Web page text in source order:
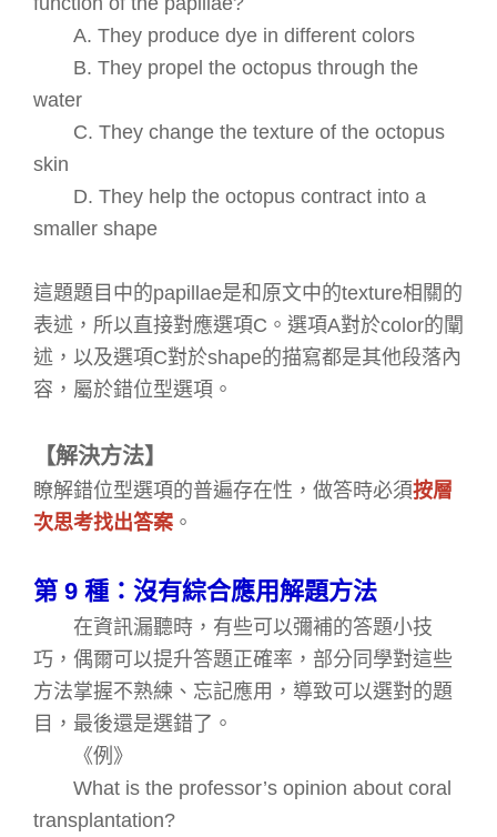
A. They produce dye in different colors
B. They propel the octopus through the
water
C. They change the texture of the octopus
skin
D. They help the octopus contract into a
smaller shape
這題題目中的papillae是和原文中的texture相關的
表述，所以直接對應選項C 。選項A對於color的闡
述，以及選項C對於shape的描寫都是其他段落內
容，屬於錯位型選項。
【解決方法】
瞭解錯位型選項的普遍存在性，做答時必須按層
次思考找出答案 。
第 9 種：沒有綜合應用解題方法
在資訊漏聽時，有些可以彌補的答題小技
巧，偶爾可以提升答題正確率，部分同學對這些
方法掌握不熟練、忘記應用，導致可以選對的題
目，最後還是選錯了。
《例》
What is the professor’s opinion about coral
transplantation?